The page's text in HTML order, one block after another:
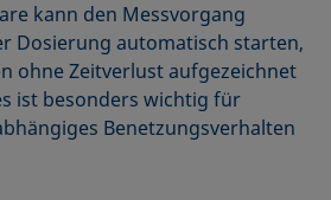
kann den Messvorgang
Dosierung automatisch starten,
ohne Zeitverlust aufgezeichnet
ist besonders wichtig für
Benetzungsverhalten